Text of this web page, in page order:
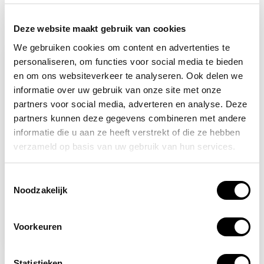
Deze website maakt gebruik van cookies
We gebruiken cookies om content en advertenties te
personaliseren, om functies voor social media te bieden
en om ons websiteverkeer te analyseren. Ook delen we
informatie over uw gebruik van onze site met onze
partners voor social media, adverteren en analyse. Deze
partners kunnen deze gegevens combineren met andere
informatie die u aan ze heeft verstrekt of die ze hebben
verzameld op basis van uw gebruik van hun services.
Noodzakelijk
Voorkeuren
Recent bekeken
-14%
RWS veiligheidsvest
13,95 11,95